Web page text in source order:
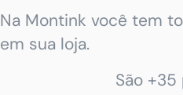
Na Montink você tem
em sua loja.
São